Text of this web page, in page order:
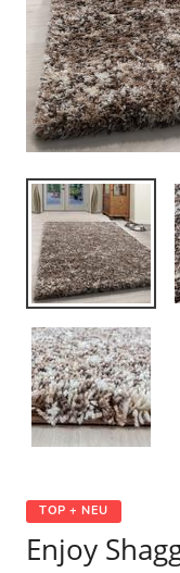
TOP + NEU
Enjoy